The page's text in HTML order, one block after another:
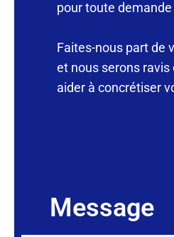
pour toute
Faites-nous part de
et nous serons ravis
aider à concrétiser
Message